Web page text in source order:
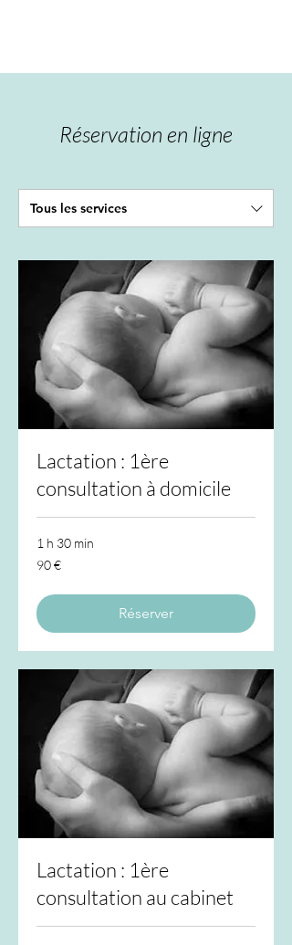
Réservation en ligne
Tous les services
Lactation : 1ère
consultation à domicile
1 h 30 min
90
euros
90 €
Réserver
Lactation : 1ère
consultation au cabinet